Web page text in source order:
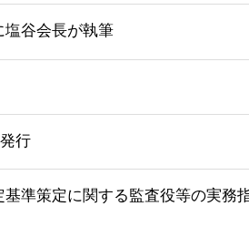
塩谷会長が執筆
行
準策定に関する監査役等の実務